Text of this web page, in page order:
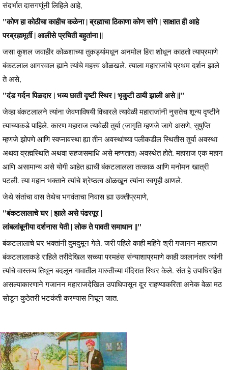
संदर्भात दासगणूंनी लिहिले आहे,
"कोण हा कोठीचा काहीच कळेना | ब्रह्माचा ठिकाणा कोण सांगे | साक्षात ही आहे
परब्रह्ममूर्ती | आलीसे प्रचिती बहुतांना ||
जसा कुशल जवाहीर कोळशाच्या तुकड्यांमधून अनमोल हिरा शोधून काढतो त्याप्रमाणे
बंकटलाल आगरवाल ह्याने त्यांचे महत्त्व ओळखले. त्याला महाराजांचे प्रथम दर्शन झाले
ते असे,
"दंड गर्दन पिळदार | भव्य छाती दृष्टी स्थिर | भृकुटी ठायी झाली असे ||"
जेव्हा बंकटलालने त्यांना जेवणाविषयी विचारले त्यावेळी महाराजांनी नुसतेच शून्य दृष्टीने
त्याच्याकडे पाहिले. कारण महाराज त्यावेळी तुर्या (जागृति म्हणजे जागे असणे, सुषुप्ति
म्हणजे झोपणे आणि स्वप्नावस्था ह्या तीन अवस्थांच्या पलीकडील स्थितीस तुर्या अवस्था
अथवा व्रह्मस्थिति अथवा सहजसमाधि असे म्हणतात) अवस्थेत होते. महाराज एक महान
आणि असामान्य असे योगी आहेत ह्याची बंकटलालला तत्काळ आणि मनोमन खात्री
पटली. त्या महान भक्ताने त्यांचे श्रेष्ठत्व ओळखून त्यांना स्वगृही आणले.
जेथे संतांचा वास तेथेच भगवंताचा निवास ह्या उक्तीप्रमाणे,
"बंकटलालाचे घर | झाले असे पंढरपूर |
लांबलांबूनीया दर्शनास येती | लोक ते पावती समाधान ||"
बंकटलालाचे घर भक्तांनी दुमदुमून गेले. जरी पहिले काही महिने श्री गजानन महाराज
बंकटलालाकडे राहिले तरीदेखिल सच्च्या परमहंस संन्याशाप्रमाणे काही कालानंतर त्यांनी
त्यांचे वास्तव्य तिथून बदलून गावातील मारुतीच्या मंदिरात स्थिर केले. संत हे उपाधिरहित
असल्याकारणाने गजानन महाराजदेखिल उपाधिपासून दूर राहण्याकरिता अनेक वेळा मठ
सोडून कुठेतरी भटकंती करण्यास निघून जात.